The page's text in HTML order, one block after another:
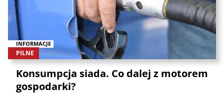
INFORMACJE
PILNE
Konsumpcja siada. Co dalej z motorem
gospodarki?